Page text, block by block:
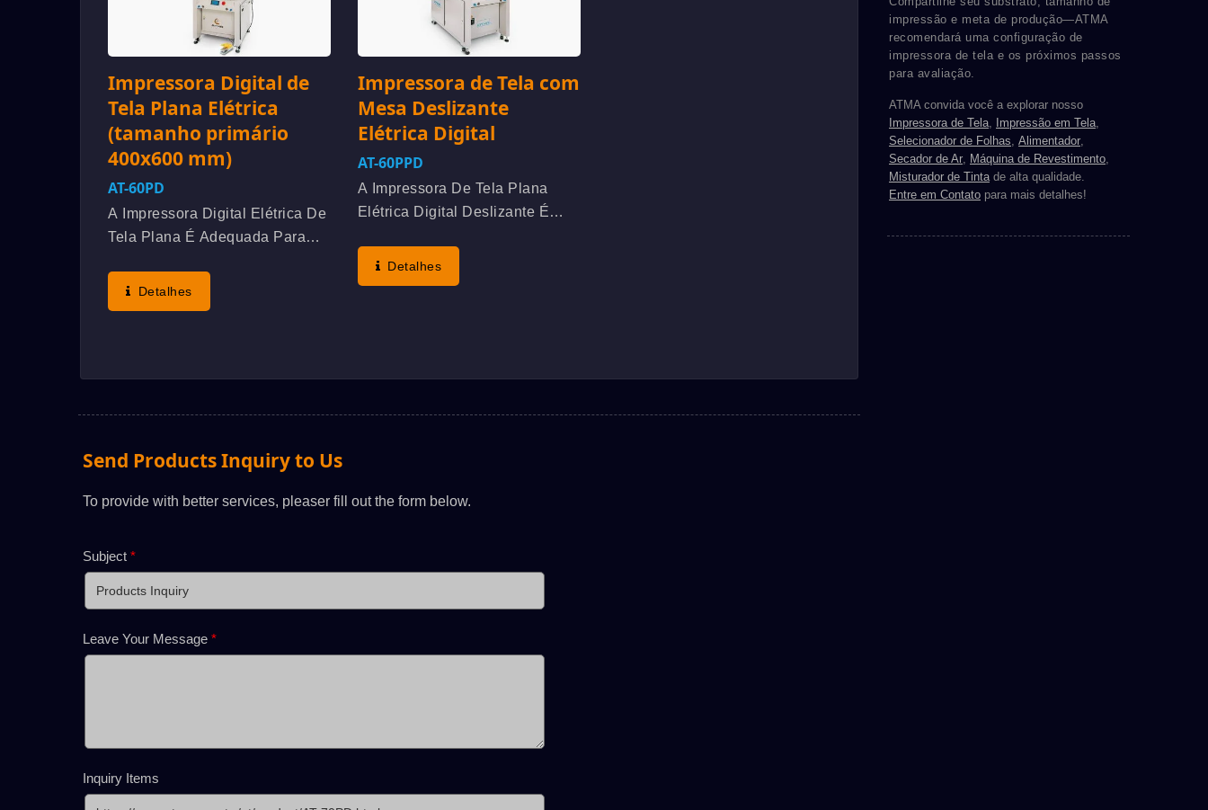
Impressora Digital de
Tela Plana Elétrica
(tamanho primário
400x600 mm)
AT-60PD
A Impressora Digital Elétrica De
Tela Plana É Adequada Para
Sangue, Teclado De Membrana,
Painel De Exibição, Placa De
Detalhes
Impressora de Tela com
Mesa Deslizante
Elétrica Digital
AT-60PPD
A Impressora De Tela Plana
Elétrica Digital Deslizante É
Precisa De Teclado De Silicone
(tampa Superior), Membrana De
Detalhes
impressão e meta de produção—ATMA
recomendará uma configuração de
impressora de tela e os próximos passos
para avaliação.
ATMA convida você a explorar nosso
Impressora de Tela, Impressão em Tela,
Selecionador de Folhas, Alimentador,
Secador de Ar, Máquina de Revestimento,
Misturador de Tintade alta qualidade.
Entre em Contato para mais detalhes!